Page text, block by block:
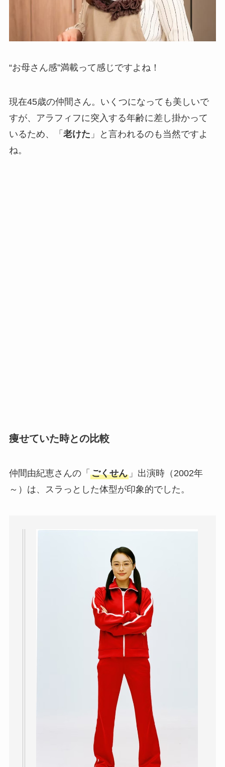
“お母さん感”満載って感じですよね！
現在45歳の仲間さん。いくつになっても美しいで
すが、アラフィフに突入する年齢に差し掛かって
いるため、「 老けた 」と言われるのも当然ですよ
ね。
痩せていた時との比較
仲間由紀恵さんの「 ごくせん」出演時（2002年
～）は、スラっとした体型が印象的でした。